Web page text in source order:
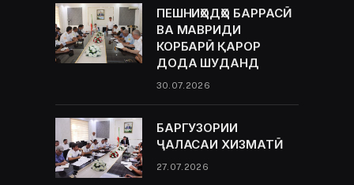
ПЕШНИҲОДҲО БАРРАСӢ
ВА МАВРИДИ
КОРБАРӢ ҚАРОР
ДОДА ШУДАНД
30.07.2026
БАРГУЗОРИИ
ҶАЛАСАИ ХИЗМАТӢ
27.07.2026